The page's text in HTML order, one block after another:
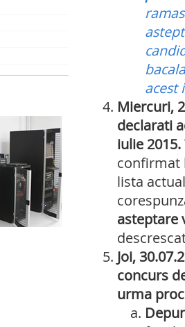
acest
Miercuri,
declarati
iulie 2015.
confirmat
lista
asteptare
Joi,
concurs
urma